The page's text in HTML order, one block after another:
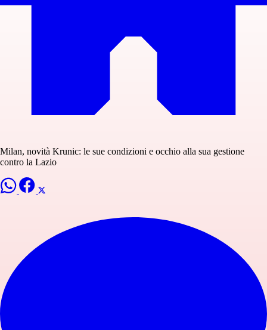
Milan, novità Krunic: le sue condizioni e occhio alla sua gestione
contro la Lazio